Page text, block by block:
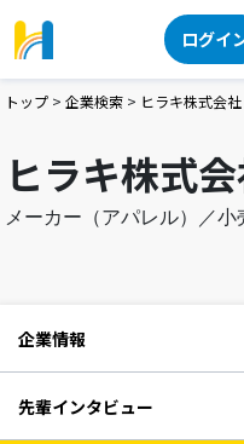
ログイ
トップ > 企業検索 > ヒラキ株式会社
ヒラキ株式
メーカー（アパレル）／小
企業情報
先輩インタビュー